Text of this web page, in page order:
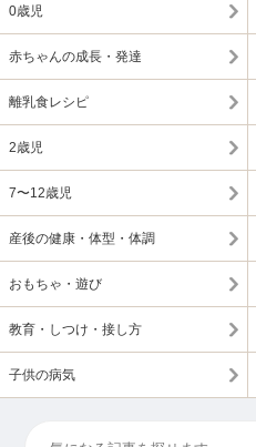
0歳児
赤ちゃんの成長・発達
離乳食レシピ
2歳児
7〜12歳児
産後の健康・体型・体調
おもちゃ・遊び
教育・しつけ・接し方
子供の病気